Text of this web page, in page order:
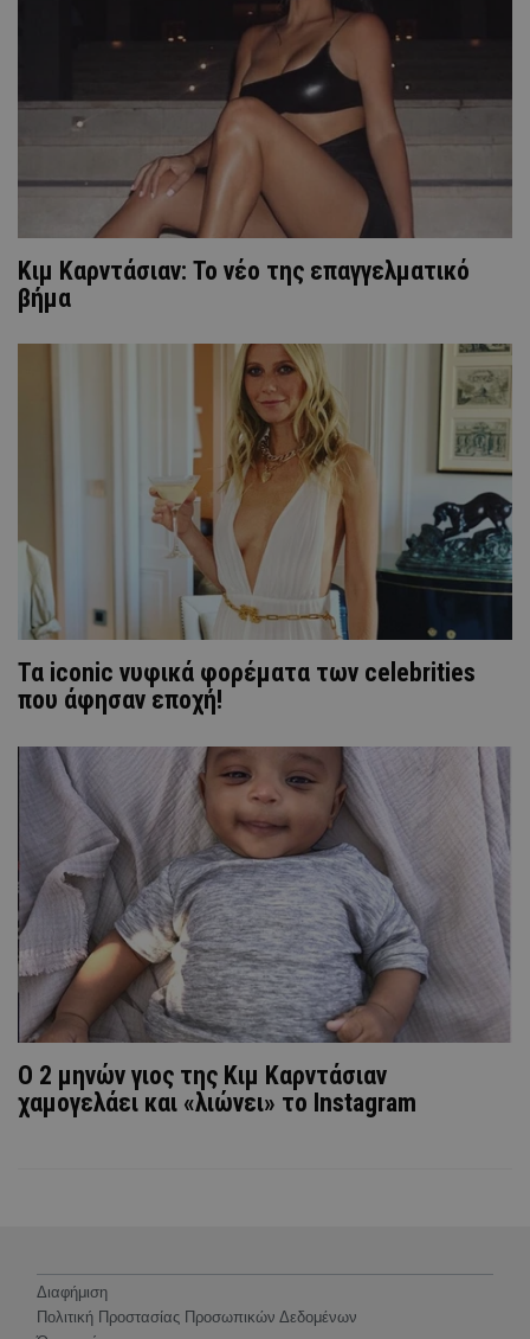
Κιμ Καρντάσιαν: Το νέο της επαγγελματικό
βήμα
Τα iconic νυφικά φορέματα των celebrities
που άφησαν εποχή!
O 2 μηνών γιος της Κιμ Καρντάσιαν
χαμογελάει και «λιώνει» το Instagram
Διαφήμιση
Πολιτική Προστασίας Προσωπικών Δεδομένων